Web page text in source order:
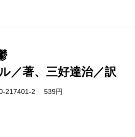
／著、三好達治／訳
217401-2 539円